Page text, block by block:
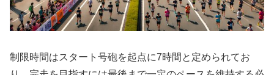
制限時間はスタート号砲を起点に7時間と定められてお